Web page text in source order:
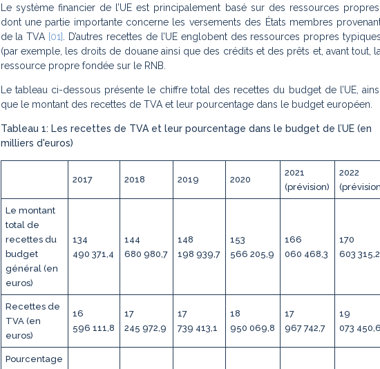
Le système financier de l’UE est principalement basé sur des ressources propres,
dont une partie importante concerne les versements des États membres
de la TVA [01]. D’autres recettes de l’UE englobent des ressources propres typiques
(par exemple, les droits de douane ainsi que des crédits et des prêts et, avant tout,
ressource propre fondée sur le RNB.
Le tableau ci-dessous présente le chiffre total des recettes du budget de l’UE, ainsi
que le montant des recettes de TVA et leur pourcentage dans le budget européen.
Tableau 1: Les recettes de TVA et leur pourcentage dans le budget de l’UE (en
milliers d'euros)
2017 2018 2019 2020
2021
(prévision)
2022
(prévision)
Le montant
total de
recettes du
budget
général (en
euros)
134
490 371,4
144
680 980,7
148
198 939,7
153
566 205,9
166
060 468,3
170
603 315,2
Recettes de
TVA (en
euros)
16
596 111,8
17
245 972,9
17
739 413,1
18
950 069,8
17
967 742,7
19
073 450,6
Pourcentage